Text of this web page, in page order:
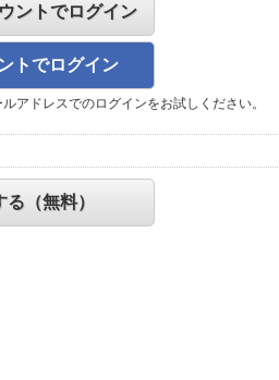
ントでログイン
トでログイン
アドレスでのログインをお試しください。
（無料）